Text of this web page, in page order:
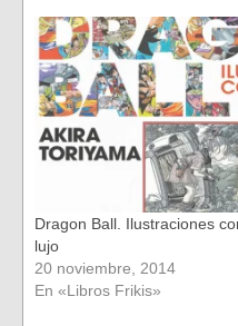
Dragon Ball. Ilustraciones
lujo
20 noviembre, 2014
En «Libros Frikis»